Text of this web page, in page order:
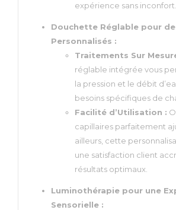
expérience sans inconfort.
Douchette Réglable pour
Personnalisés :
Traitements Sur
réglable intégrée vous
la pression et le débit
besoins spécifiques de
Facilité d’Utilisation :
capillaires parfaitement
ailleurs, cette
une satisfaction client
résultats optimaux.
Luminothérapie pour une
Sensorielle :